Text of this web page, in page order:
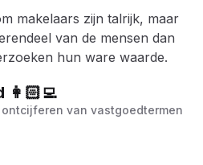
makelaars zijn talrijk, maar
van de mensen dan
hun ware waarde.
👩🏻‍💻
van vastgoedtermen